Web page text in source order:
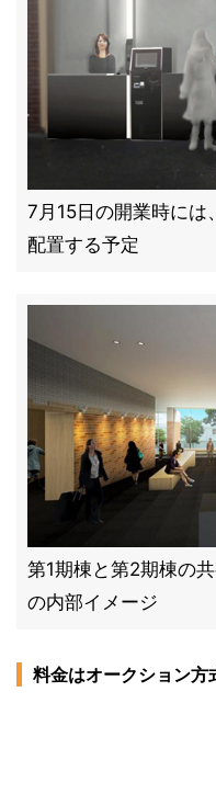
7月15日の開業時には
配置する予定
第1期棟と第2期棟の
の内部イメージ
料金はオークション方